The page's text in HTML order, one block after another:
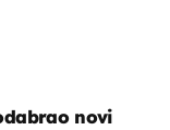
novi